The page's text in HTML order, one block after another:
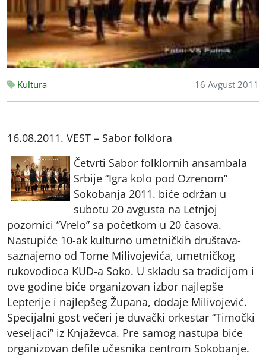
Kultura 16 Avgust 2011
16.08.2011. VEST – Sabor folklora
Četvrti Sabor folklornih ansambala
Srbije “Igra kolo pod Ozrenom”
Sokobanja 2011. biće održan u
subotu 20 avgusta na Letnjoj
pozornici ”Vrelo” sa početkom u 20 časova.
Nastupiće 10-ak kulturno umetničkih društava-
saznajemo od Tome Milivojevića, umetničkog
rukovodioca KUD-a Soko. U skladu sa tradicijom i
ove godine biće organizovan izbor najlepše
Lepterije i najlepšeg Župana, dodaje Milivojević.
Specijalni gost večeri je duvački orkestar “Timočki
veseljaci” iz Knjaževca. Pre samog nastupa biće
organizovan defile učesnika centrom Sokobanje.